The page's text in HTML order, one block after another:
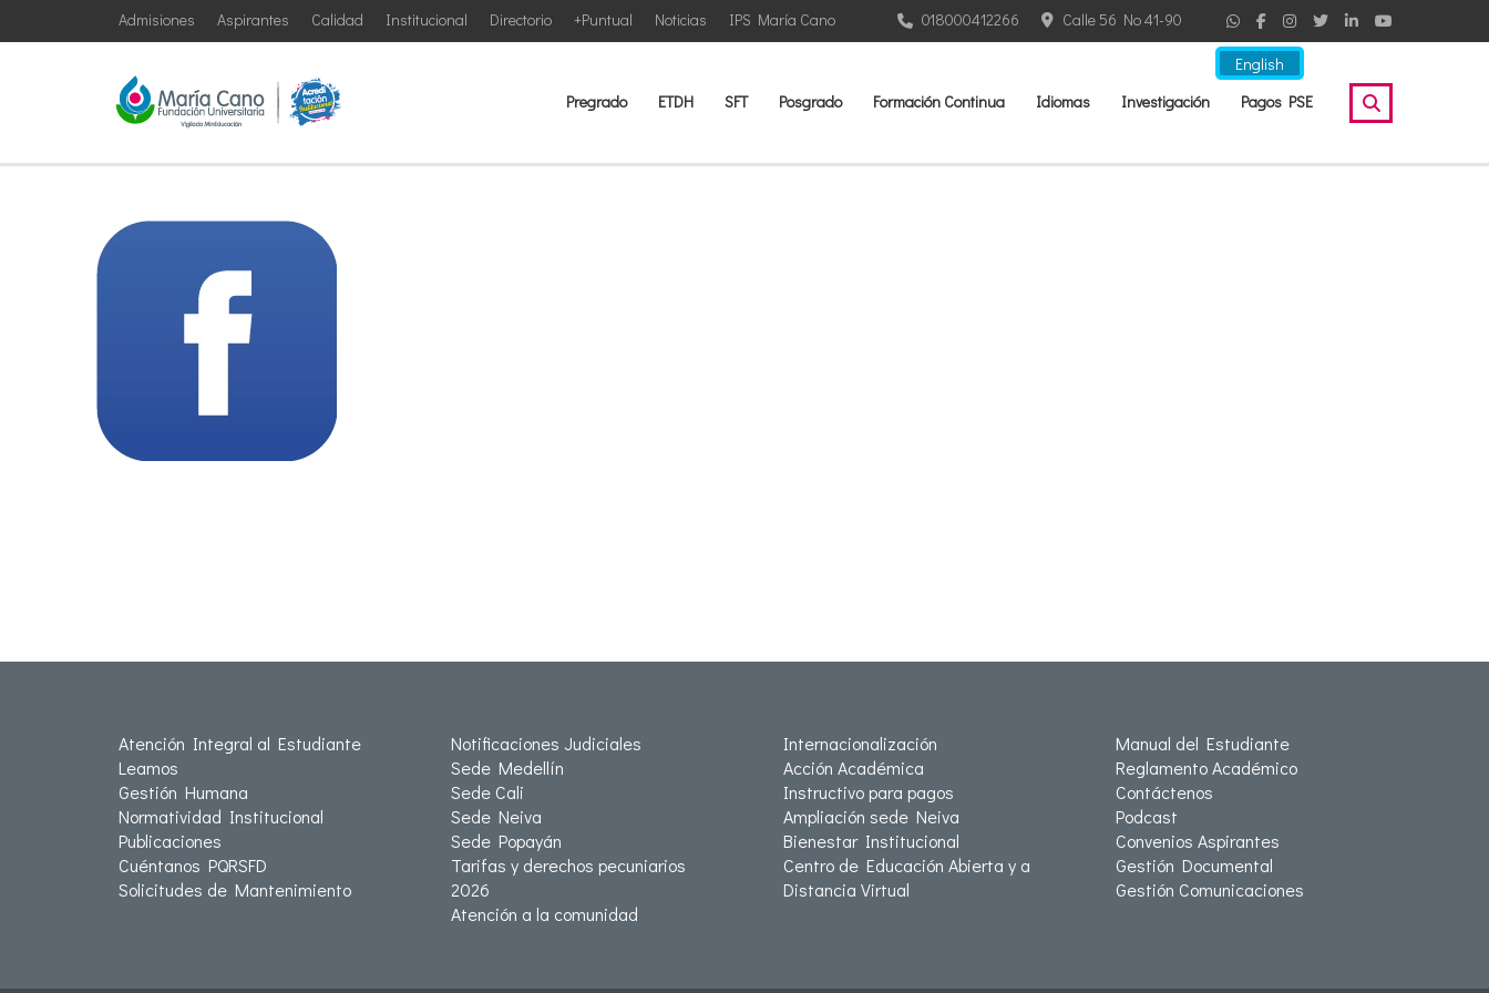
English
IPS María Cano
Noticias
+Puntual
Directorio
Institucional
Calidad
Aspirantes
Admisiones Calle 56 No 41-90
018000412266
Pregrado ETDH SFT Posgrado Formación Continua Idiomas Investigación Pagos PSE
Atención Integral al Estudiante
Leamos
Gestión Humana
Normatividad Institucional
Publicaciones
Cuéntanos PQRSFD
Solicitudes de Mantenimiento
Notificaciones Judiciales
Sede Medellín
Sede Cali
Sede Neiva
Sede Popayán
Tarifas y derechos pecuniarios
2026
Atención a la comunidad
Internacionalización
Acción Académica
Instructivo para pagos
Ampliación sede Neiva
Bienestar Institucional
Centro de Educación Abierta y a
Distancia Virtual
Manual del Estudiante
Reglamento Académico
Contáctenos
Podcast
Convenios Aspirantes
Gestión Documental
Gestión Comunicaciones